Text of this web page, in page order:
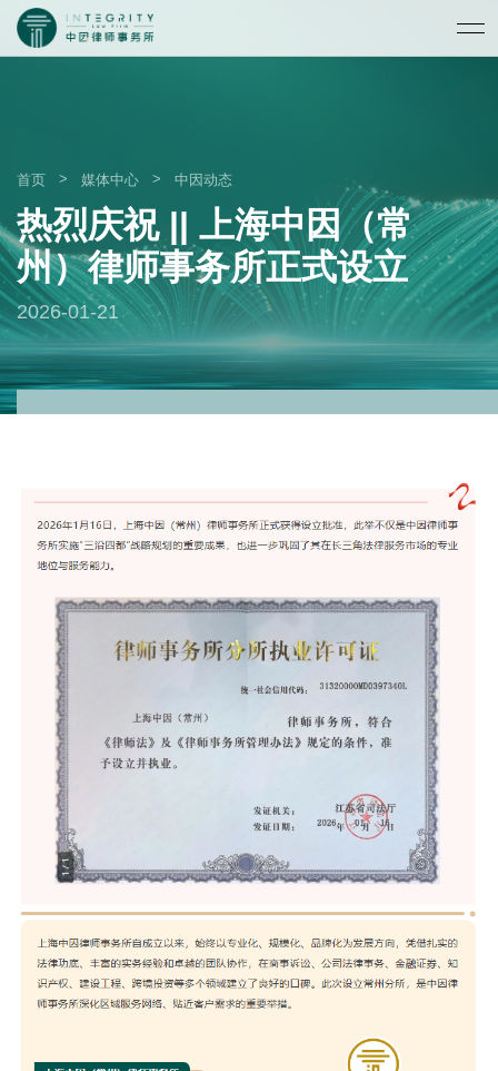
首页 > 媒体中心 > 中因动态
热烈庆祝 || 上海中因（常
州）律师事务所正式设立
2026-01-21